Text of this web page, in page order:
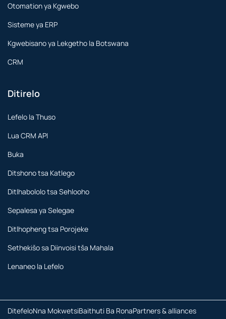
Otomation ya Kgwebo
Sisteme ya ERP
Kgwebisano ya Lekgetho la Botswana
CRM
Ditirelo
Lefelo la Thuso
Lua CRM API
Buka
Ditshono tsa Katlego
Ditlhabololo tsa Sehlooho
Sepalesa ya Selegae
Ditlhopheng tsa Porojeke
Sethekišo sa Diinvoisi tša Mahala
Lenaneo la Lefelo
DitefeloNna MokwetsiBaithuti Ba RonaPartners & alliances